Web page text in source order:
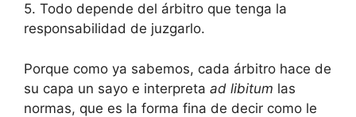
5. Todo depende del árbitro que tenga la
responsabilidad de juzgarlo.
Porque como ya sabemos, cada árbitro hace de
su capa un sayo e interpreta ad libitum las
normas, que es la forma fina de decir como le